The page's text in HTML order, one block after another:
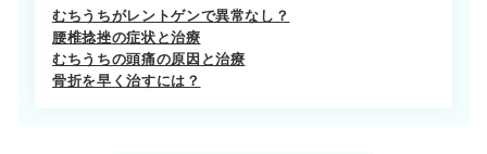
むちうちがレントゲンで異常なし？
腰椎捻挫の症状と治療
むちうちの頭痛の原因と治療
骨折を早く治すには？